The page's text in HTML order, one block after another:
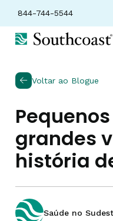
844-744-5544
Voltar ao Blogue
grandes
história
Saúde no